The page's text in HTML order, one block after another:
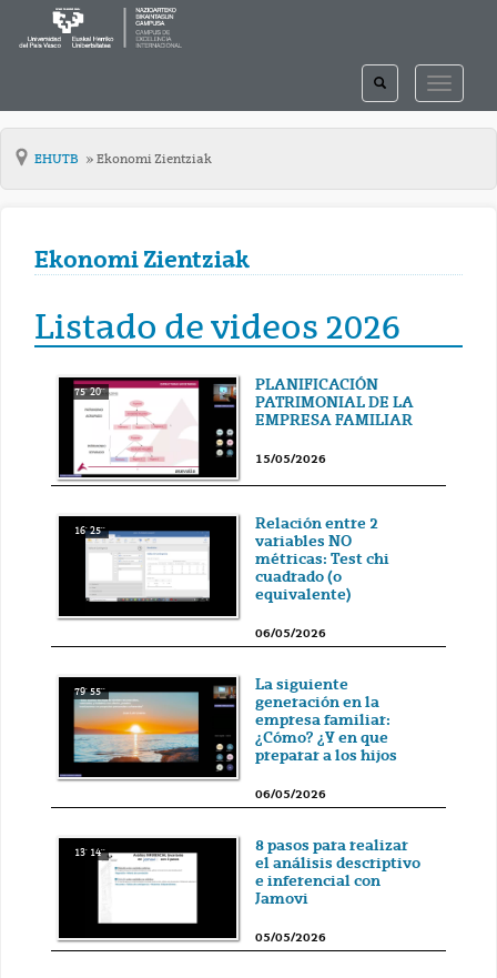
TOGGLE
TOGGLE
SEARCH
EHUTB Ekonomi Zientziak
Ekonomi Zientziak
Listado de videos 2026
75' 20''
PLANIFICACIÓN
PATRIMONIAL DE LA
EMPRESA FAMILIAR
15/05/2026
16' 25''
Relación entre 2
variables NO
métricas: Test chi
cuadrado (o
equivalente)
06/05/2026
79' 55''
La siguiente
generación en la
empresa familiar:
¿Cómo? ¿Y en que
preparar a los hijos
06/05/2026
13' 14''
8 pasos para realizar
el análisis descriptivo
e inferencial con
Jamovi
05/05/2026